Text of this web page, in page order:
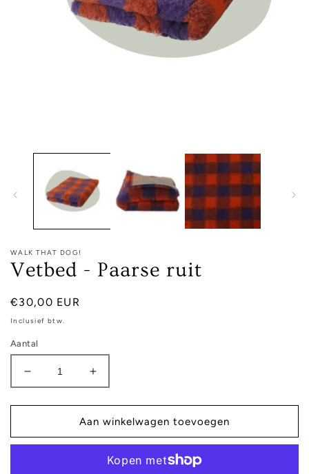
WALK THAT DOG!
Vetbed - Paarse ruit
Normale
prijs
€30,00 EUR
Inclusief btw.
Aantal
Aantal
verlagen
voor
-
Aantal
verhogen
voor
Vetbed
-
ruit
Aan winkelwagen toevoegen